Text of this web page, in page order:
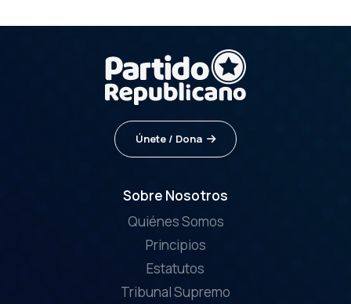
Únete / Dona
Sobre Nosotros
Quiénes Somos
Principios
Estatutos
Tribunal Supremo